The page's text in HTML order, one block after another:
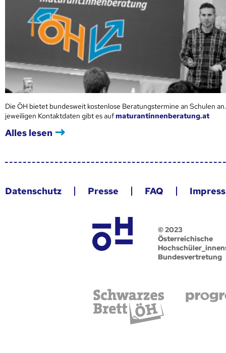
Die ÖH bietet bundesweit kostenlose Beratungstermine an Schulen
jeweiligen Kontaktdaten gibt es aufmaturantinnenberatung.at
Alles lesen
Datenschutz Presse FAQ
© 2023
Österreichische
Bundesvertretung